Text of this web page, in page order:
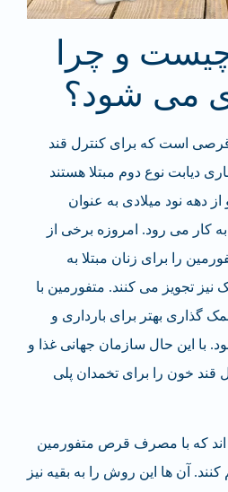
و چرا
می شود؟
است که برای کنترل قند
دیابت نوع دوم مبتلا هستند
دهه نود میلادی به عنوان
کار می رود. امروزه برخی از
را برای زنان مبتلا به
نیز تجویز می کنند. متفورمین با
گذاری بهتر برای بارداری و
با این حال سازمان جهانی غذا و
قند خون را برای تخمدان پلی
اند که با مصرف قرص متفورمین
آن ها این روش را به بقیه نیز